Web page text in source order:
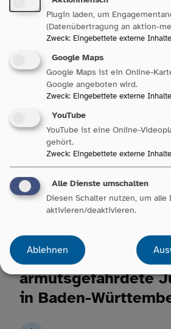
4. Mai 2026| Pressemitteilung
Teilhabe muss für
verlässlich und
Projekt
armutsgefährdete
in Baden-
Plugin laden, um
(Datenübertragung an aktion-
Zweck: Eingebettete externe Inhalte
Google Maps
Google Maps ist ein Online-
Google angeboten wird.
Zweck: Eingebettete externe Inhalte
YouTube
YouTube ist eine Online-
gehört.
Zweck: Eingebettete externe Inhalte
Alle Dienste umschalten
Diesen Schalter nutzen, um alle
aktivieren/deaktivieren.
Ablehnen